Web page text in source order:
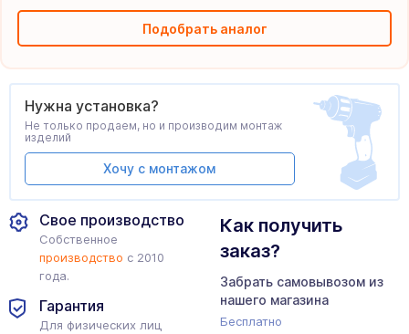
Подобрать аналог
Свое производство
Собственное
производство с 2010
года.
Гарантия
Для физических лиц
Как получить
заказ?
Забрать самовывозом из
нашего магазина
Бесплатно
Нужна установка?
Не только продаем, но и производим монтаж
изделий
Хочу с монтажом